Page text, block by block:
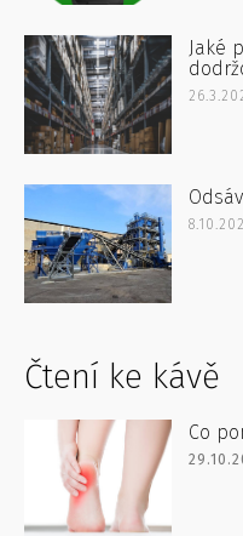
Jaké
Čtení ke kávě
Co